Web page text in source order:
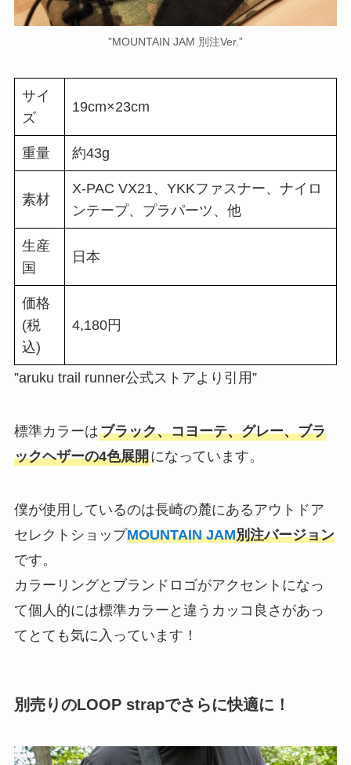
”MOUNTAIN JAM 別注Ver.”
サイ
ズ
19cm×23cm
重量 約43g
素材
X-PAC VX21、YKKファスナー、ナイロ
ンテープ、プラパーツ、他
生産
国
日本
価格
(税
込)
4,180円
”aruku trail runner公式ストアより引用”
標準カラーはブラック、コヨーテ、グレー、ブラ
ックヘザーの4色展開になっています。
僕が使用しているのは長崎の麓にあるアウトドア
セレクトショップMOUNTAIN JAM別注バージョン
です。
カラーリングとブランドロゴがアクセントになっ
て個人的には標準カラーと違うカッコ良さがあっ
てとても気に入っています！
別売りのLOOP strapでさらに快適に！